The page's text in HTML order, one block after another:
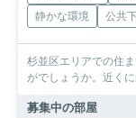
静かな環境
公共
杉並区エリアでの住
がでしょうか。近く
募集中の部屋